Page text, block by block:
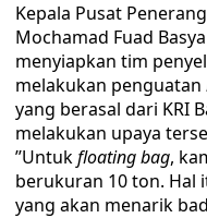
Kepala Pusat
Mochamad Fuad
menyiapkan tim
melakukan penguatan
yang berasal dari KRI
melakukan upaya
’’Untukfloatingbag,
berukuran 10 ton. Hal
yang akan menarik